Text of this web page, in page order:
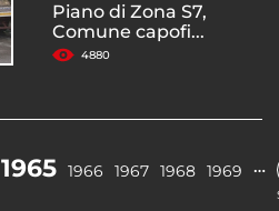
Piano di Zona S7,
Comune capofi...
4880
1965 1966 1967 1968 1969 …